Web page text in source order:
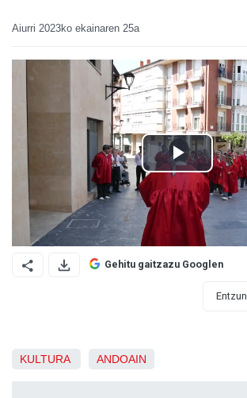
Aiurri 2023ko ekainaren 25a
Gehitu gaitzazu Googlen
Entzun
KULTURA ANDOAIN